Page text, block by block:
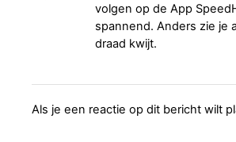
volgen op de App
spannend. Anders zie je
draad kwijt.
Als je een reactie op dit bericht wilt